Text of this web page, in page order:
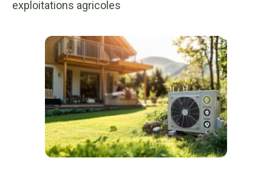
exploitations agricoles